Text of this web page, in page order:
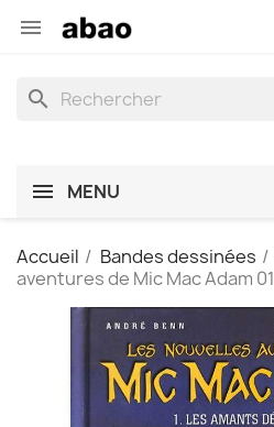

search
MENU
Accueil Bandes dessinées
aventures de Mic Mac Adam 01